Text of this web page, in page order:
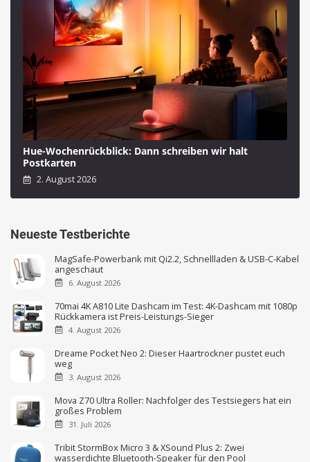
Hue-Wochenrückblick: Dann schreiben wir halt
Postkarten
2. August 2026
Neueste Testberichte
MagSafe-Powerbank mit Qi2.2, Schnellladen & USB-C-Kabel
angeschaut
6. August 2026
70mai 4K A810 Lite Dashcam im Test: 4K-Dashcam mit 1080p
Rückkamera ist Preis-Leistungs-Sieger
4. August 2026
Dreame Pocket Neo 2: Dieser Haartrockner pustet euch
weg
3. August 2026
Mova Z70 Ultra Roller: Nachfolger des Testsiegers hat ein
großes Problem
31. Juli 2026
Tribit StormBox Micro 3 & XSound Plus 2: Zwei
wasserdichte Bluetooth-Speaker für den Pool